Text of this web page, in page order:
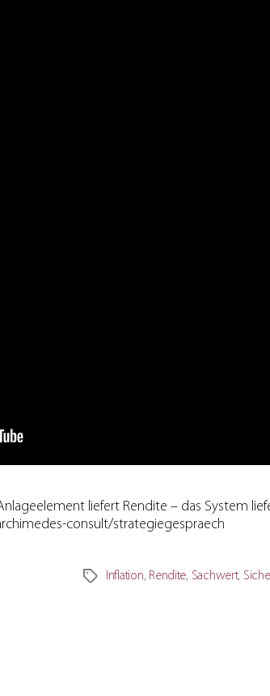
liefert Rendite – das System
consult/strategiegespraech
Schlagwörter
Inflation, Rendite, Sachwert,